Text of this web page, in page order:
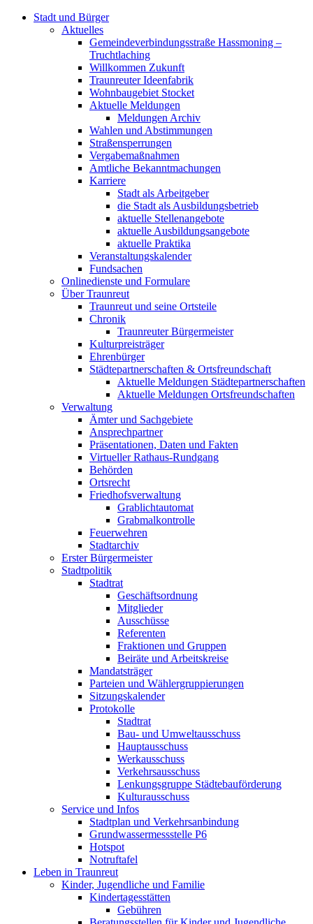
Stadt und Bürger
Aktuelles
Gemeindeverbindungsstraße Hassmoning –
Truchtlaching
Willkommen Zukunft
Traunreuter Ideenfabrik
Wohnbaugebiet Stocket
Aktuelle Meldungen
Meldungen Archiv
Wahlen und Abstimmungen
Straßensperrungen
Vergabemaßnahmen
Amtliche Bekanntmachungen
Karriere
Stadt als Arbeitgeber
die Stadt als Ausbildungsbetrieb
aktuelle Stellenangebote
aktuelle Ausbildungsangebote
aktuelle Praktika
Veranstaltungskalender
Fundsachen
Onlinedienste und Formulare
Über Traunreut
Traunreut und seine Ortsteile
Chronik
Traunreuter Bürgermeister
Kulturpreisträger
Ehrenbürger
Städtepartnerschaften & Ortsfreundschaft
Aktuelle Meldungen Städtepartnerschaften
Aktuelle Meldungen Ortsfreundschaften
Verwaltung
Ämter und Sachgebiete
Ansprechpartner
Präsentationen, Daten und Fakten
Virtueller Rathaus-Rundgang
Behörden
Ortsrecht
Friedhofsverwaltung
Grablichtautomat
Grabmalkontrolle
Feuerwehren
Stadtarchiv
Erster Bürgermeister
Stadtpolitik
Stadtrat
Geschäftsordnung
Mitglieder
Ausschüsse
Referenten
Fraktionen und Gruppen
Beiräte und Arbeitskreise
Mandatsträger
Parteien und Wählergruppierungen
Sitzungskalender
Protokolle
Stadtrat
Bau- und Umweltausschuss
Hauptausschuss
Werkausschuss
Verkehrsausschuss
Lenkungsgruppe Städtebauförderung
Kulturausschuss
Service und Infos
Stadtplan und Verkehrsanbindung
Grundwassermessstelle P6
Hotspot
Notruftafel
Leben in Traunreut
Kinder, Jugendliche und Familie
Kindertagesstätten
Gebühren